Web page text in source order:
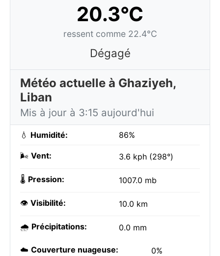
20.3°C
ressent comme 22.4°C
Dégagé
Météo actuelle à Ghaziyeh,
Liban
Mis à jour à 3:15 aujourd'hui
💧 Humidité: 86%
🌬️ Vent: 3.6 kph (298°)
🌡️ Pression: 1007.0 mb
👁️ Visibilité: 10.0 km
🌧️ Précipitations: 0.0 mm
☁️ Couverture nuageuse: 0%